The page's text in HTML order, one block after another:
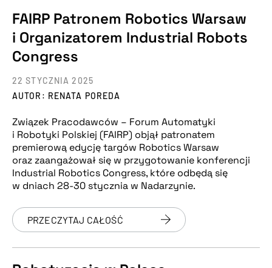
FAIRP Patronem Robotics Warsaw
i Organizatorem Industrial Robots
Congress
AUTOR: RENATA POREDA
22 STYCZNIA 2025
Związek Pracodawców – Forum Automatyki
i Robotyki Polskiej (FAIRP) objął patronatem
premierową edycję targów Robotics Warsaw
oraz zaangażował się w przygotowanie konferencji
Industrial Robotics Congress, które odbędą się
w dniach 28-30 stycznia w Nadarzynie.
PRZECZYTAJ CAŁOŚĆ